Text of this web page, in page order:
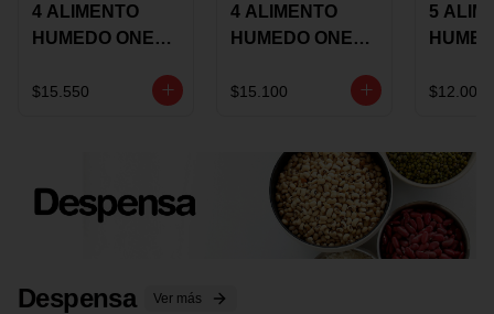
4 ALIMENTO
HUMEDO ONE
85 GRS
$15.550
4 ALIMENTO
HUMEDO ONE
85 GRS
$15.100
5
$12.000
Despensa Ver más